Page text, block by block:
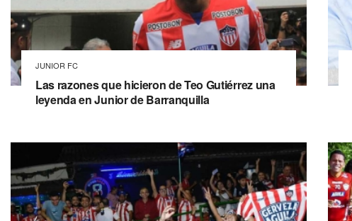
JUNIOR FC
Las razones que hicieron de Teo Gutiérrez una
leyenda en Junior de Barranquilla